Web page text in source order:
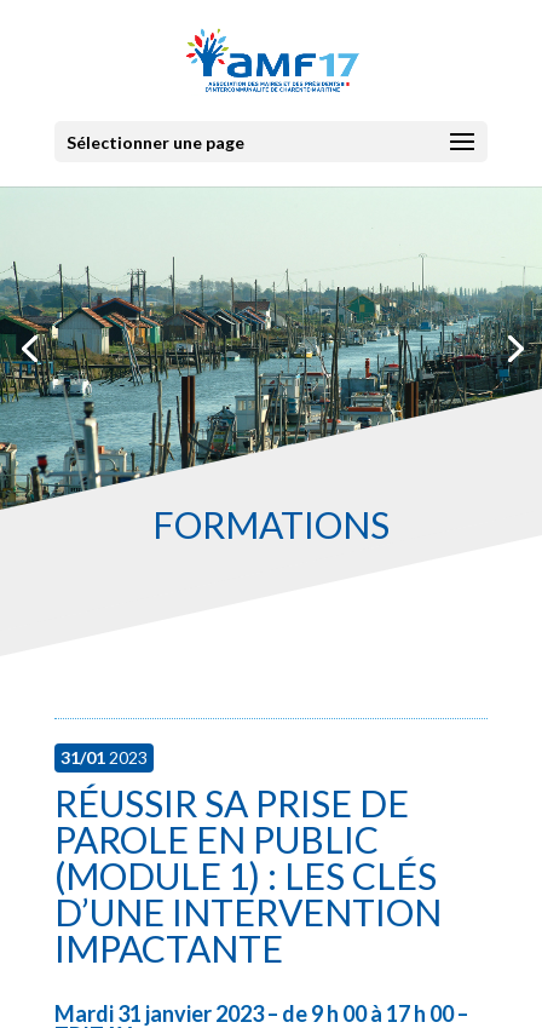
Sélectionner une page
FORMATIONS
31/012023
RÉUSSIR SA PRISE DE
PAROLE EN PUBLIC
(MODULE 1) : LES CLÉS
D’UNE INTERVENTION
IMPACTANTE
Mardi 31 janvier 2023 – de 9 h 00 à 17 h 00 –